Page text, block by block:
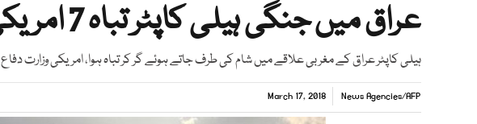
عراق میں جنگی ہیلی کاپٹر تباہ 7 امریکی فوجی ہلاک
ہیلی کاپٹر عراق کے مغربی علاقے میں شام کی طرف جاتے ہوئے گر کر تباہ ہوا، امریکی وزارت دفاع
News Agencies/AFP
March 17, 2018